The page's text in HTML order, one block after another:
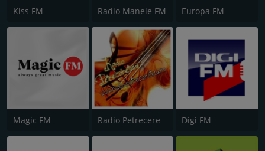
Kiss FM Radio Manele FM Europa FM
Magic FM Radio Petrecere Digi FM